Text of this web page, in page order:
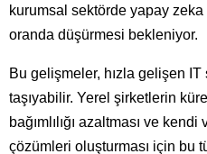
kurumsal sektörde yapay
oranda düşürmesi bekleniyor.
Bu gelişmeler, hızla gelişen
taşıyabilir. Yerel şirketlerin
bağımlılığı azaltması ve
çözümleri oluşturması için bu